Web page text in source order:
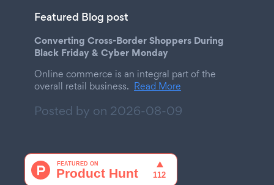
Featured Blog post
Converting Cross-Border Shoppers During
Black Friday & Cyber Monday
Online commerce is an integral part of the
overall retail business. Read More
Posted by on 2026-08-09